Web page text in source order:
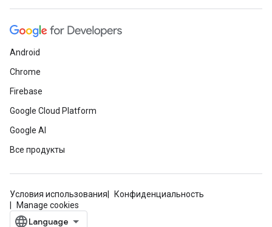
Android
Chrome
Firebase
Google Cloud Platform
Google AI
Все продукты
Условия использования
Конфиденциальность
Manage cookies